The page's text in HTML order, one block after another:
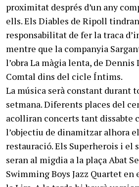
proximitat després d’un any
ells. Els Diables de Ripoll
responsabilitat de fer la traca
mentre que la companyia
l’obra La màgia lenta, de Dennis
Comtal dins del cicle Íntims.
La música serà constant durant
setmana. Diferents places del
acolliran concerts tant dissabte
l’objectiu de dinamitzar alhora
restauració. Els Superherois i el
seran al migdia a la plaça Abat
Swimming Boys Jazz Quartet